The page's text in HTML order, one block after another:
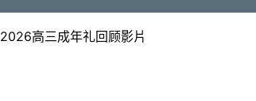
2026高三成年礼回顾影片